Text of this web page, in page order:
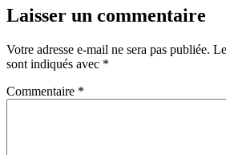
Laisser un commentaire
Votre adresse e-mail ne sera pas publiée.
sont indiqués avec *
Commentaire *